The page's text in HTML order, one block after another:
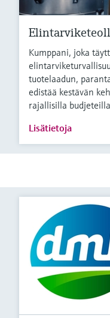
Kumppani, joka
tuotelaadun,
edistää kestävän
rajallisilla
Lisätietoja